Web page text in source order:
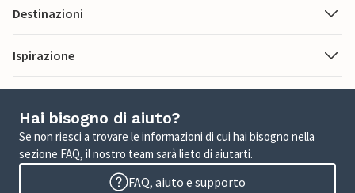
Destinazioni
Ispirazione
Hai bisogno di aiuto?
Se non riesci a trovare le informazioni di cui hai bisogno nella
sezione FAQ, il nostro team sarà lieto di aiutarti.
FAQ, aiuto e supporto